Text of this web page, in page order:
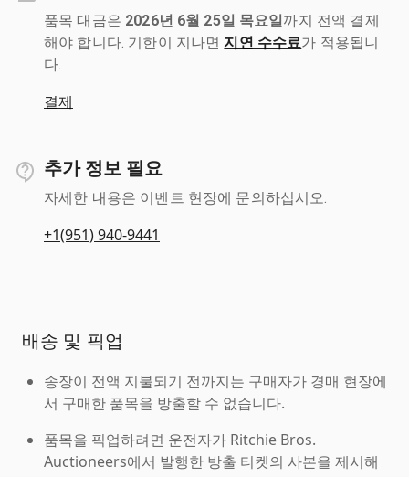
품목 대금은 2026년 6월 25일 목요일까지 전액 결제
해야 합니다. 기한이 지나면 지연 수수료가 적용됩니
다.
결제
추가 정보 필요
자세한 내용은 이벤트 현장에 문의하십시오.
+1(951) 940-9441
배송 및 픽업
송장이 전액 지불되기 전까지는 구매자가 경매 현장에
서 구매한 품목을 방출할 수 없습니다.
품목을 픽업하려면 운전자가 Ritchie Bros.
Auctioneers에서 발행한 방출 티켓의 사본을 제시해